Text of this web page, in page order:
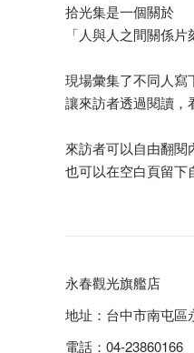
拾光集是一個關於
「人與人之間關係片
現場彙集了不同人寫
讓來訪者透過閱讀，
來訪者可以自由翻閱
也可以在空白頁留下
永春觀光旗艦店
地址：台中市南屯區
電話：04-23860166